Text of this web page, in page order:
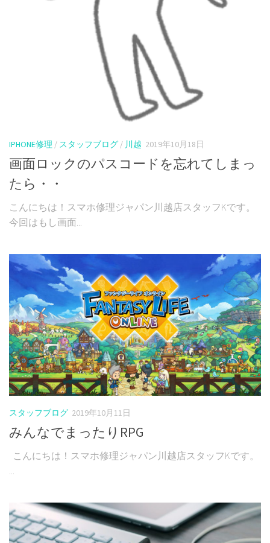
IPHONE修理 / スタッフブログ / 川越 2019年10月18日
画面ロックのパスコードを忘れてしまっ
たら・・
こんにちは！スマホ修理ジャパン川越店スタッフKです。
今回はもし画面...
スタッフブログ 2019年10月11日
みんなでまったりRPG
こんにちは！スマホ修理ジャパン川越店スタッフKです。